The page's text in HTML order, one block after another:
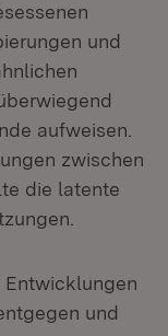
und
aufweisen.
zwischen
die latente
Entwicklungen
und